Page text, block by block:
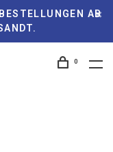
AB
0